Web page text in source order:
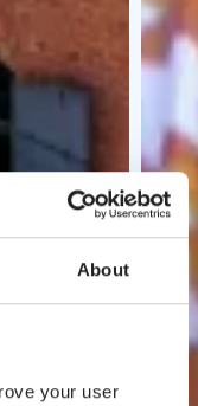
About
your user